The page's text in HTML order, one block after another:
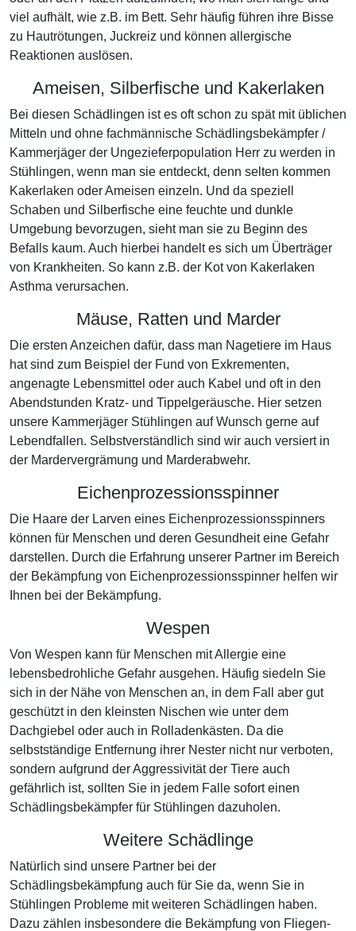
viel aufhält, wie z.B. im Bett. Sehr häufig führen ihre Bisse
zu Hautrötungen, Juckreiz und können allergische
Reaktionen auslösen.
Ameisen, Silberfische und Kakerlaken
Bei diesen Schädlingen ist es oft schon zu spät mit üblichen
Mitteln und ohne fachmännische Schädlingsbekämpfer /
Kammerjäger der Ungezieferpopulation Herr zu werden in
Stühlingen, wenn man sie entdeckt, denn selten kommen
Kakerlaken oder Ameisen einzeln. Und da speziell
Schaben und Silberfische eine feuchte und dunkle
Umgebung bevorzugen, sieht man sie zu Beginn des
Befalls kaum. Auch hierbei handelt es sich um Überträger
von Krankheiten. So kann z.B. der Kot von Kakerlaken
Asthma verursachen.
Mäuse, Ratten und Marder
Die ersten Anzeichen dafür, dass man Nagetiere im Haus
hat sind zum Beispiel der Fund von Exkrementen,
angenagte Lebensmittel oder auch Kabel und oft in den
Abendstunden Kratz- und Tippelgeräusche. Hier setzen
unsere Kammerjäger Stühlingen auf Wunsch gerne auf
Lebendfallen. Selbstverständlich sind wir auch versiert in
der Mardervergrämung und Marderabwehr.
Eichenprozessionsspinner
Die Haare der Larven eines Eichenprozessionsspinners
können für Menschen und deren Gesundheit eine Gefahr
darstellen. Durch die Erfahrung unserer Partner im Bereich
der Bekämpfung von Eichenprozessionsspinner helfen wir
Ihnen bei der Bekämpfung.
Wespen
Von Wespen kann für Menschen mit Allergie eine
lebensbedrohliche Gefahr ausgehen. Häufig siedeln Sie
sich in der Nähe von Menschen an, in dem Fall aber gut
geschützt in den kleinsten Nischen wie unter dem
Dachgiebel oder auch in Rolladenkästen. Da die
selbstständige Entfernung ihrer Nester nicht nur verboten,
sondern aufgrund der Aggressivität der Tiere auch
gefährlich ist, sollten Sie in jedem Falle sofort einen
Schädlingsbekämpfer für Stühlingen dazuholen.
Weitere Schädlinge
Natürlich sind unsere Partner bei der
Schädlingsbekämpfung auch für Sie da, wenn Sie in
Stühlingen Probleme mit weiteren Schädlingen haben.
Dazu zählen insbesondere die Bekämpfung von Fliegen-